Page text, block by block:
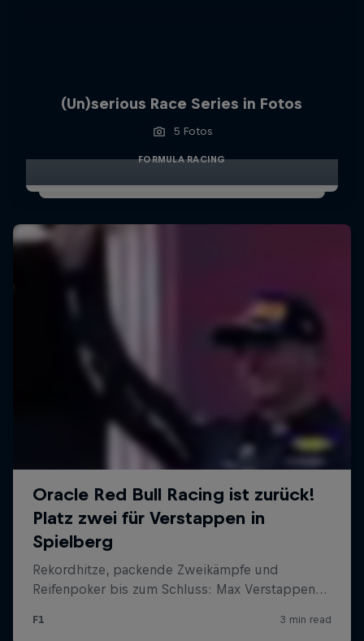
(Un)serious Race Series in Fotos
5 Fotos
FORMULA RACING